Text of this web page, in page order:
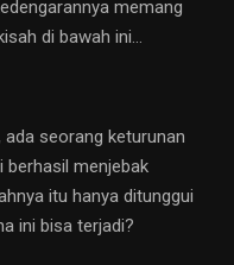
memang
di bawah ini…
seorang keturunan
berhasil menjebak
itu hanya ditunggui
ini bisa terjadi?